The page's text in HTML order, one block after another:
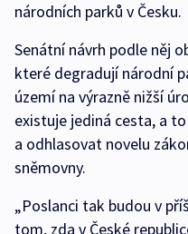
národních parků v Česku.
Senátní návrh podle něj
které degradují národní
území na výrazně nižší
existuje jediná cesta, a
a odhlasovat novelu
sněmovny.
„Poslanci tak budou v
tom, zda v České